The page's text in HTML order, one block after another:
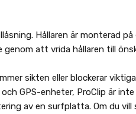
Hållaren är monterad
genom att vrida hållaren till
sikten eller blockerar
GPS-enheter, ProClip är
av en surfplatta. Om du